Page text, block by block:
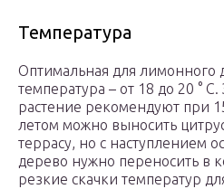
Температура
Оптимальная для лимонного
температура – от 18 до 20 °
растение рекомендуют при
летом можно выносить
террасу, но с наступлением
дерево нужно переносить в
резкие скачки температур